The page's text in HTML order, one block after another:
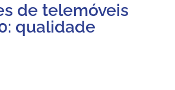
de telemóveis
qualidade